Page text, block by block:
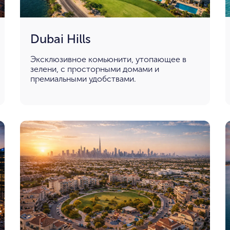
Dubai Hills
Эксклюзивное комьюнити, утопающее в
зелени, с просторными домами и
премиальными удобствами.